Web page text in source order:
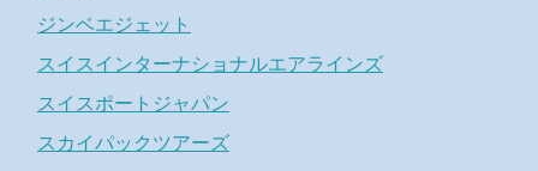
ジンベエジェット
スイスインターナショナルエアラインズ
スイスポートジャパン
スカイパックツアーズ